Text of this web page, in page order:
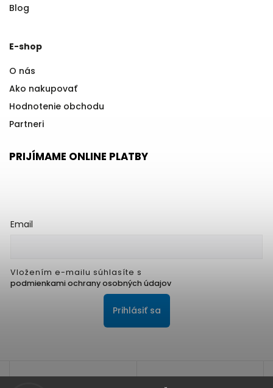
Blog
E-shop
O nás
Ako nakupovať
Hodnotenie obchodu
Partneri
PRIJÍMAME ONLINE PLATBY
Email
Vložením e-mailu súhlasíte s
podmienkami ochrany osobných údajov
Prihlásiť sa